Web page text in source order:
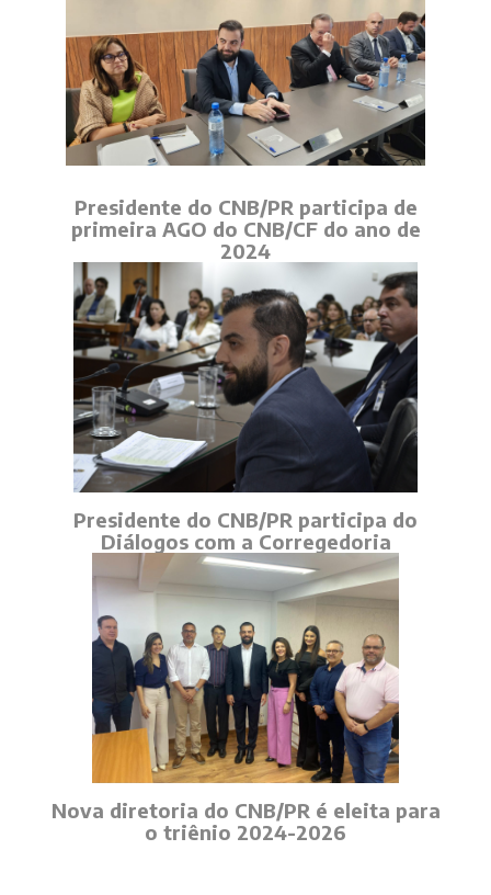
Presidente do CNB/PR participa de
primeira AGO do CNB/CF do ano de
2024
Presidente do CNB/PR participa do
Diálogos com a Corregedoria
Nova diretoria do CNB/PR é eleita para
o triênio 2024-2026